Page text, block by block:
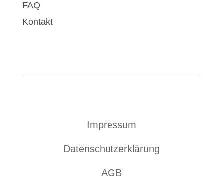
FAQ
Kontakt
Impressum
Datenschutzerklärung
AGB